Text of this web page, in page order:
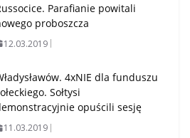
Parafianie powitali
proboszcza
12.03.2019
4xNIE dla funduszu
Sołtysi
opuścili sesję
11.03.2019